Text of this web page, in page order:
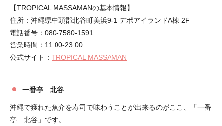
【TROPICAL MASSAMANの基本情報】
住所：沖縄県中頭郡北谷町美浜9-1 デポアイランドA棟 2F
電話番号：080-7580-1591
営業時間：11:00-23:00
公式サイト： TROPICAL MASSAMAN
一番亭 北谷
沖縄で獲れた魚介を寿司で味わうことが出来るのがここ、「一番
亭 北谷」です。